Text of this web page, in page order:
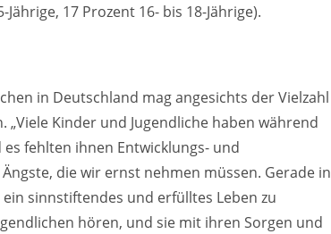
17 Prozent 16- bis 18-Jährige).
in Deutschland mag angesichts der Vielzahl
Kinder und Jugendliche haben während
fehlten ihnen Entwicklungs- und
die wir ernst nehmen müssen. Gerade in
sinnstiftendes und erfülltes Leben zu
hören, und sie mit ihren Sorgen und